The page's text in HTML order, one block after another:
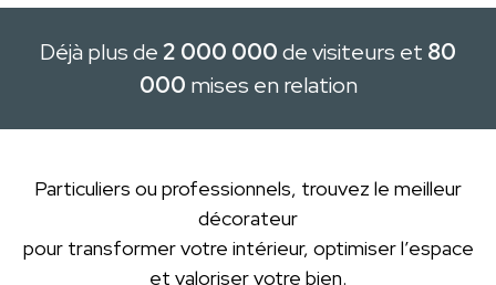
Déjà plus de 2 000 000de visiteurs et 80
000 mises en relation
Particuliers ou professionnels, trouvez le meilleur
décorateur
pour transformer votre intérieur, optimiser l’espace
et valoriser votre bien.